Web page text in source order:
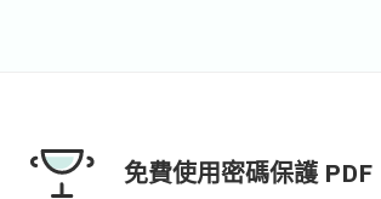
免費使用密碼保護 PDF